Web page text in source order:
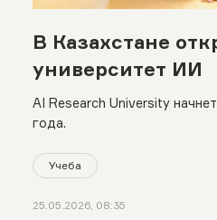
В Казахстане
университет ИИ
AI Research University
года.
Учеба
25.05.2026, 08:35